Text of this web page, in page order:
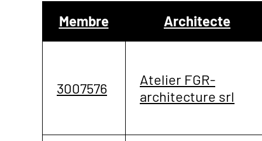
Membre Architecte
3007576
Atelier FGR-
architecture srl